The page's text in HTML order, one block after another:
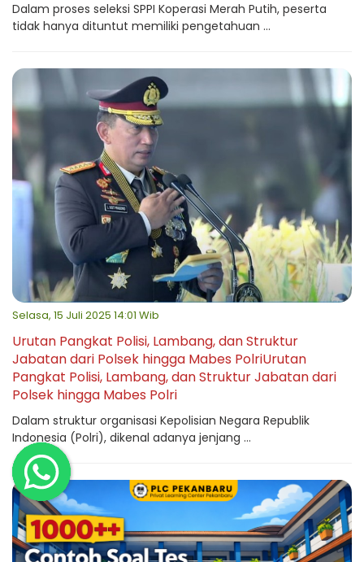
Dalam proses seleksi SPPI Koperasi Merah Putih, peserta
tidak hanya dituntut memiliki pengetahuan ...
Selasa, 15 Juli 2025 14:01 Wib
Urutan Pangkat Polisi, Lambang, dan Struktur
Jabatan dari Polsek hingga Mabes PolriUrutan
Pangkat Polisi, Lambang, dan Struktur Jabatan dari
Polsek hingga Mabes Polri
Dalam struktur organisasi Kepolisian Negara Republik
Indonesia (Polri), dikenal adanya jenjang ...